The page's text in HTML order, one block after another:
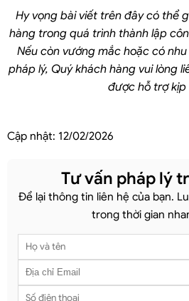
Hy vọng bài viết trên đây có thể
hàng trong quá trình thành lập
Nếu còn vướng mắc hoặc có
pháp lý, Quý khách hàng vui lòng
được hỗ trợ kịp
Cập nhật: 12/02/2026
Tư vấn pháp lý
Để lại thông tin liên hệ của bạn.
trong thời gian